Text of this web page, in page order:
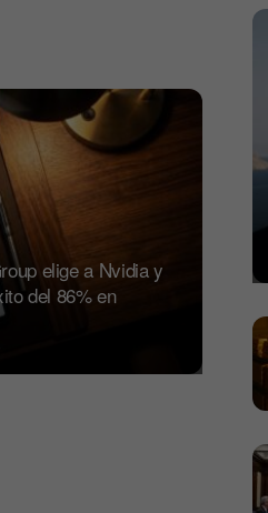
elige a Nvidia y
del 86% en